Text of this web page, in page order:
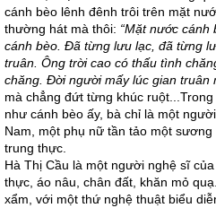
cánh bèo lênh đênh trôi trên mặt
thường hát mà thôi: “Mặt nước cánh
cánh bèo. Đã từng lưu lạc, đã từng
truân. Ông trời cao có thấu tình
chăng. Đời người mấy lúc gian truân
mà chẳng đứt từng khúc
như cánh bèo ấy, bà chỉ là một
Nam, một phụ nữ tần tảo một sương
trung thực.
Hà Thị Cầu là một người nghệ sĩ
thực, áo nâu, chân đất, khăn mỏ
xẩm, với một thứ nghệ thuật biểu